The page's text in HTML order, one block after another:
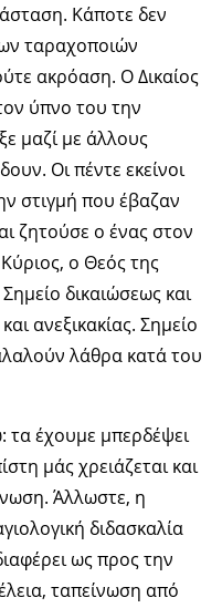
Κάποτε δεν
ταραχοποιών
ακρόαση. Ο Δικαίος
ύπνο του την
μαζί με άλλους
Οι πέντε εκείνοι
στιγμή που έβαζαν
ζητούσε ο ένας στον
ο Θεός της
δικαιώσεως και
ανεξικακίας. Σημείο
λάθρα κατά του
τα έχουμε μπερδέψει
μάς χρειάζεται και
Άλλωστε, η
διδασκαλία
ως προς την
ταπείνωση από